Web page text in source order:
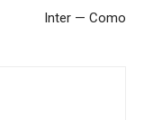
Inter — Como